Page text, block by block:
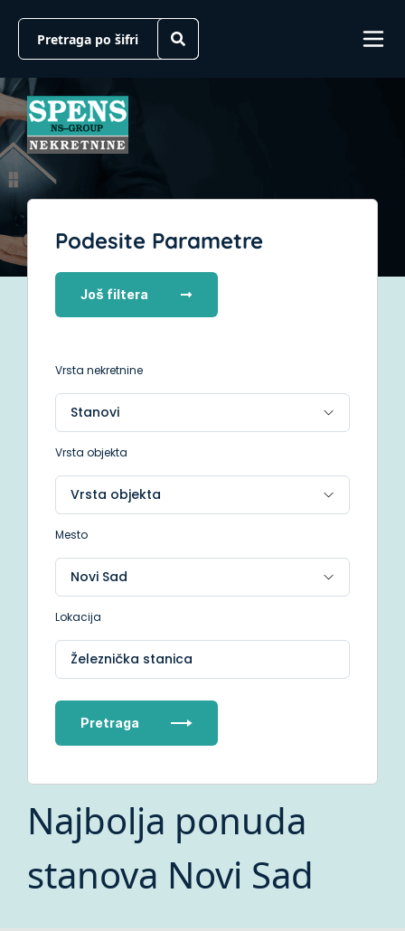
Podesite Parametre
Još filtera
Vrsta nekretnine
Vrsta objekta
Mesto
Lokacija
Železnička stanica
Pretraga
Najbolja ponuda
stanova Novi Sad